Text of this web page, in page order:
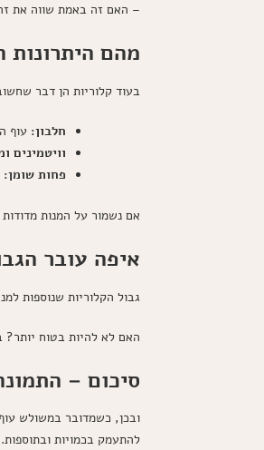
– האם זה באמת שווה את
מהם היתרונות
בעוד קלוריות הן דבר
חלבון: עוף
וויטמינים
פחות שומן:
אם נשמור על המנות
איפה עובר
גבול הקלוריות שנוספות
האם לא להיות בטוח
סיכום –
להתעמק בכמויות